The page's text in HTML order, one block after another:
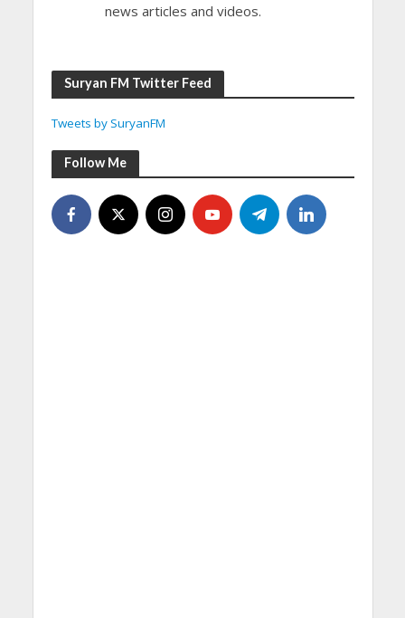
news articles and videos.
Suryan FM Twitter Feed
Tweets by SuryanFM
Follow Me